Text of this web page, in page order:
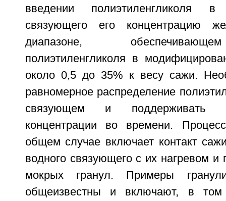
введении полиэтиленгликоля
связующего его концентрацию
диапазоне,
полиэтиленгликоля в
около 0,5 до 35% к весу сажи.
равномерное распределение
связующем и поддерживать
концентрации во времени.
общем случае включает контакт
водного связующего с их нагревом
мокрых гранул. Примеры
общеизвестны и включают, в том